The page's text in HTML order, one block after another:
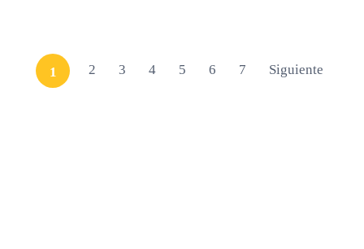
1 2 3 4 5 6 7 Siguiente